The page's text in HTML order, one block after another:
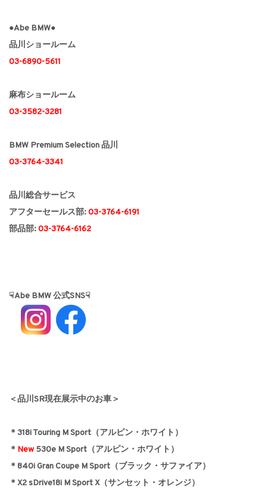
●Abe BMW●
品川ショールーム
03-6890-5611
麻布ショールーム
03-3582-3281
BMW Premium Selection 品川
03-3764-3341
品川総合サービス
アフターセールス部:03-3764-6191
部品部:03-3764-6162
☟Abe BMW 公式SNS☟
＜品川SR現在展示中のお車＞
＊318i Touring M Sport（アルピン・ホワイト）
＊ New 530e M Sport（アルピン・ホワイト）
＊840i Gran Coupe M Sport（ブラック・サファイア）
＊X2 sDrive18i M Sport X（サンセット・オレンジ）